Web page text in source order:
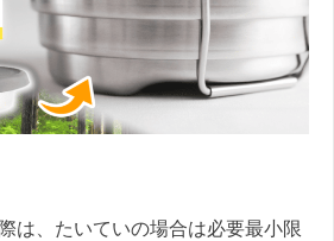
は、たいていの場合は必要最小限